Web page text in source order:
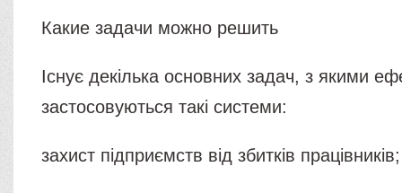
Какие задачи можно решить
Існує декілька основних задач, з якими
застосовуються такі системи:
захист підприємств від збитків працівників;